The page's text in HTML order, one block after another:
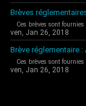
Brèves
Ces brèves sont
ven, Jan 26, 2018
Brève réglementaire :
Ces brèves sont
ven, Jan 26, 2018